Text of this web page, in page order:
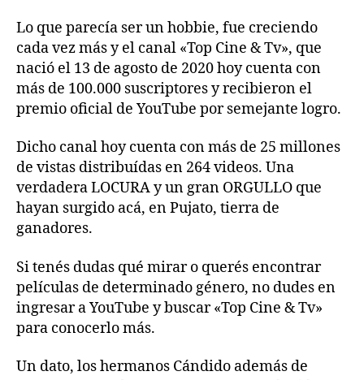
Lo que parecía ser un hobbie, fue creciendo
cada vez más y el canal «Top Cine & Tv», que
nació el 13 de agosto de 2020 hoy cuenta con
más de 100.000 suscriptores y recibieron el
premio oficial de YouTube por semejante logro.
Dicho canal hoy cuenta con más de 25 millones
de vistas distribuídas en 264 videos. Una
verdadera LOCURA y un gran ORGULLO que
hayan surgido acá, en Pujato, tierra de
ganadores.
Si tenés dudas qué mirar o querés encontrar
películas de determinado género, no dudes en
ingresar a YouTube y buscar «Top Cine & Tv»
para conocerlo más.
Un dato, los hermanos Cándido además de